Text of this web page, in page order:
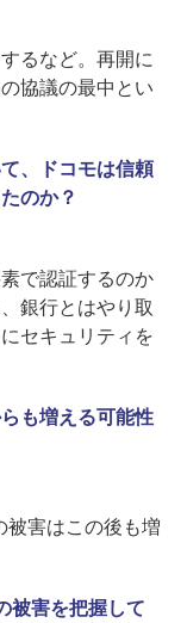
るなど。再開に
協議の最中とい
、ドコモは信頼
のか？
で認証するのか
銀行とはやり取
セキュリティを
も増える可能性
害はこの後も増
被害を把握して